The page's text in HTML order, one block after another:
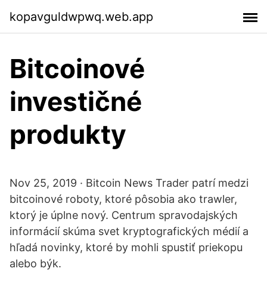
kopavguldwpwq.web.app
Bitcoinové
investičné
produkty
Nov 25, 2019 · Bitcoin News Trader patrí medzi
bitcoinové roboty, ktoré pôsobia ako trawler,
ktorý je úplne nový. Centrum spravodajských
informácií skúma svet kryptografických médií a
hľadá novinky, ktoré by mohli spustiť priekopu
alebo býk.